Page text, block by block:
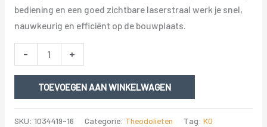
bediening en een goed zichtbare laserstraal werk je snel,
nauwkeurig en efficiënt op de bouwplaats.
-
DT-
Basis
+
TOEVOEGEN AAN WINKELWAGEN
SKU: 1034419-16 Categorie: Theodolieten Tag: K0